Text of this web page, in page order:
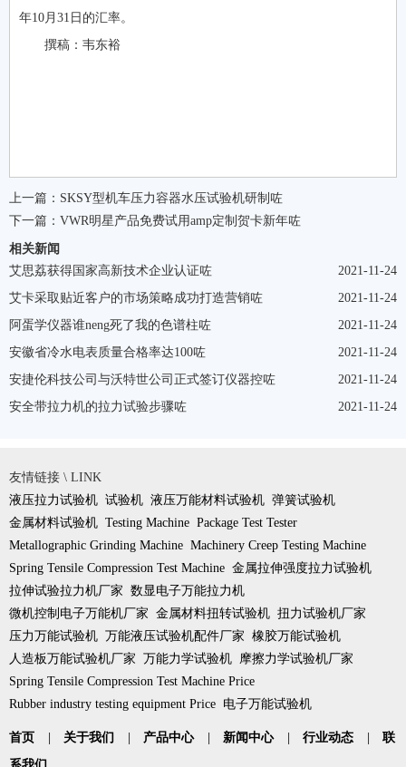
年10月31日的汇率。
撰稿：韦东裕
上一篇： SKSY型机车压力容器水压试验机研制咗
下一篇： VWR明星产品免费试用amp定制贺卡新年咗
相关新闻
2021-11-24
艾思荔获得国家高新技术企业认证咗
2021-11-24
艾卡采取贴近客户的市场策略成功打造营销咗
2021-11-24
阿蛋学仪器谁neng死了我的色谱柱咗
2021-11-24
安徽省冷水电表质量合格率达100咗
2021-11-24
安捷伦科技公司与沃特世公司正式签订仪器控咗
2021-11-24
安全带拉力机的拉力试验步骤咗
友情链接 \ LINK
液压拉力试验机 试验机 液压万能材料试验机 弹簧试验机
金属材料试验机 Testing Machine Package Test Tester
Metallographic Grinding Machine Machinery Creep Testing Machine
Spring Tensile Compression Test Machine 金属拉伸强度拉力试验机
拉伸试验拉力机厂家 数显电子万能拉力机
微机控制电子万能机厂家 金属材料扭转试验机 扭力试验机厂家
压力万能试验机 万能液压试验机配件厂家 橡胶万能试验机
人造板万能试验机厂家 万能力学试验机 摩擦力学试验机厂家
Spring Tensile Compression Test Machine Price
Rubber industry testing equipment Price 电子万能试验机
首页 | 关于我们 | 产品中心 | 新闻中心 | 行业动态 |
联